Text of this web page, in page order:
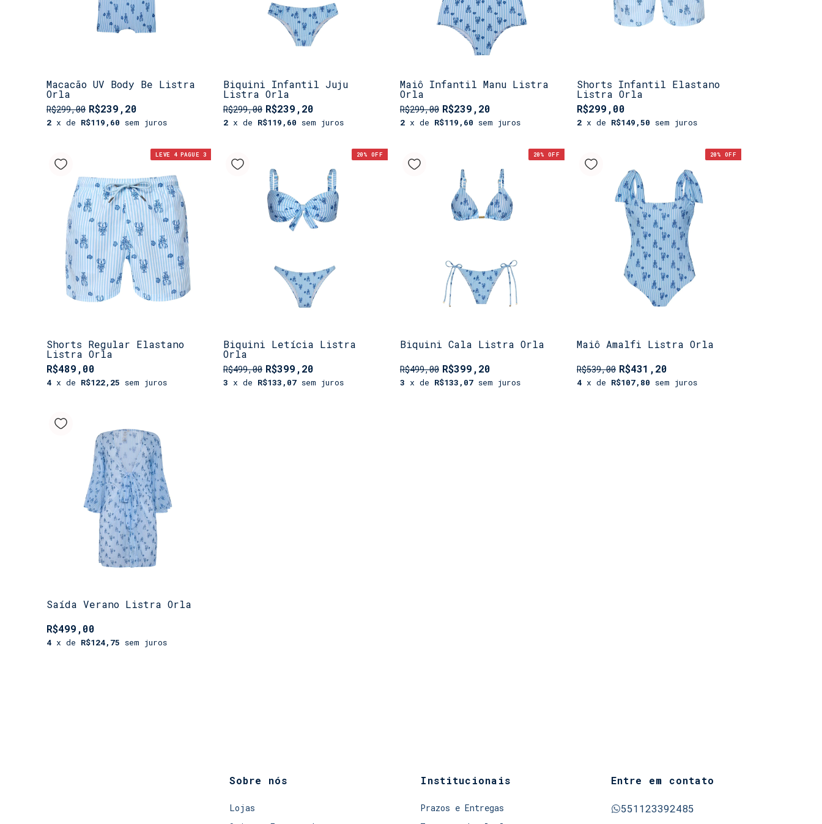
Macacão UV Body Be Listra
Orla
R$299,00 R$239,20
2 x de R$119,60 sem juros
Biquini Infantil Juju
Listra Orla
R$299,00 R$239,20
2 x de R$119,60 sem juros
Maiô Infantil Manu Listra
Orla
R$299,00 R$239,20
2 x de R$119,60 sem juros
Shorts Infantil Elastano
Listra Orla
R$299,00
2 x de R$149,50 sem juros
LEVE 4 PAGUE 3
Shorts Regular Elastano
Listra Orla
R$489,00
4 x de R$122,25 sem juros
20% OFF
Biquini Letícia Listra
Orla
R$499,00 R$399,20
3 x de R$133,07 sem juros
20% OFF
Biquini Cala Listra Orla
R$499,00 R$399,20
3 x de R$133,07 sem juros
20% OFF
Maiô Amalfi Listra Orla
R$539,00 R$431,20
4 x de R$107,80 sem juros
Saída Verano Listra Orla
R$499,00
4 x de R$124,75 sem juros
Sobre nós
Lojas
Institucionais
Prazos e Entregas
Entre em contato
551123392485